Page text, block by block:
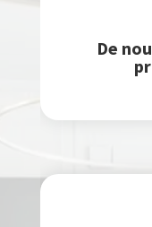
De